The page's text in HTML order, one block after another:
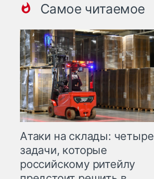
Самое читаемое
Атаки на склады: четыре
задачи, которые
российскому ритейлу